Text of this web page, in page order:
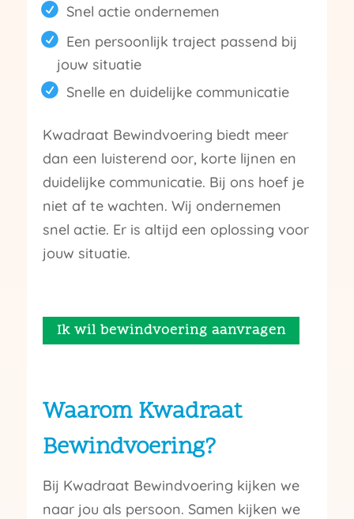
Snel actie ondernemen
Een persoonlijk traject passend bij
jouw situatie
Snelle en duidelijke communicatie
Kwadraat Bewindvoering biedt meer
dan een luisterend oor, korte lijnen en
duidelijke communicatie. Bij ons hoef je
niet af te wachten. Wij ondernemen
snel actie. Er is altijd een oplossing voor
jouw situatie.
Ik wil bewindvoering aanvragen
Waarom Kwadraat
Bewindvoering?
Bij Kwadraat Bewindvoering kijken we
naar jou als persoon. Samen kijken we